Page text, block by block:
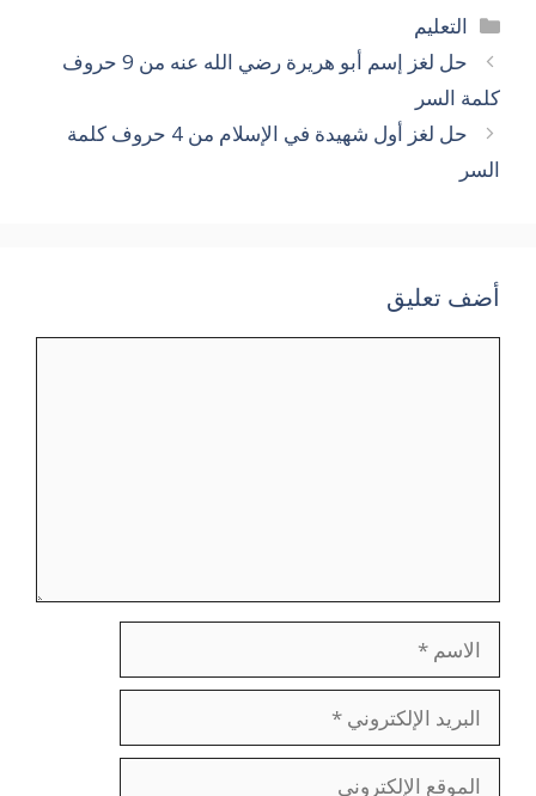
التصنيفات
التعليم
حل لغز إسم أبو هريرة رضي الله عنه من 9 حروف
كلمة السر
حل لغز أول شهيدة في الإسلام من 4 حروف كلمة
السر
أضف تعليق
الاسم
البريد
الإلكتروني
الموقع